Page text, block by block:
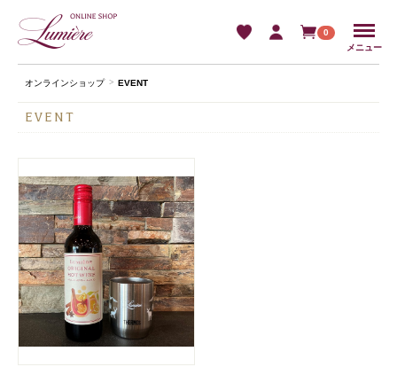
0
メニュー
オンラインショップ EVENT
EVENT